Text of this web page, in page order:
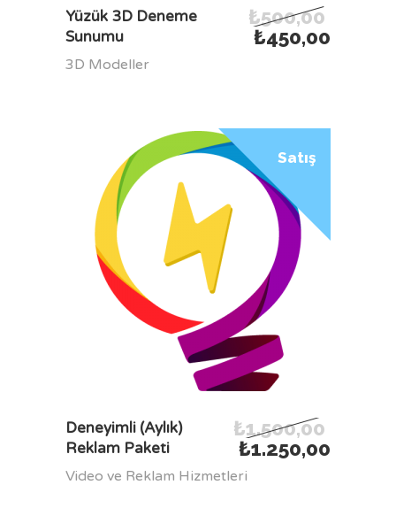
SEPETE EKLE
Yüzük 3D Deneme
Sunumu
₺500,00
₺450,00
3D Modeller
Satış
SEPETE EKLE
Deneyimli (Aylık)
Reklam Paketi
₺1.500,00
₺1.250,00
Video ve Reklam Hizmetleri